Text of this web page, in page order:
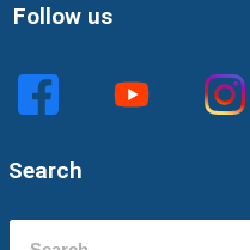
Follow us
Search